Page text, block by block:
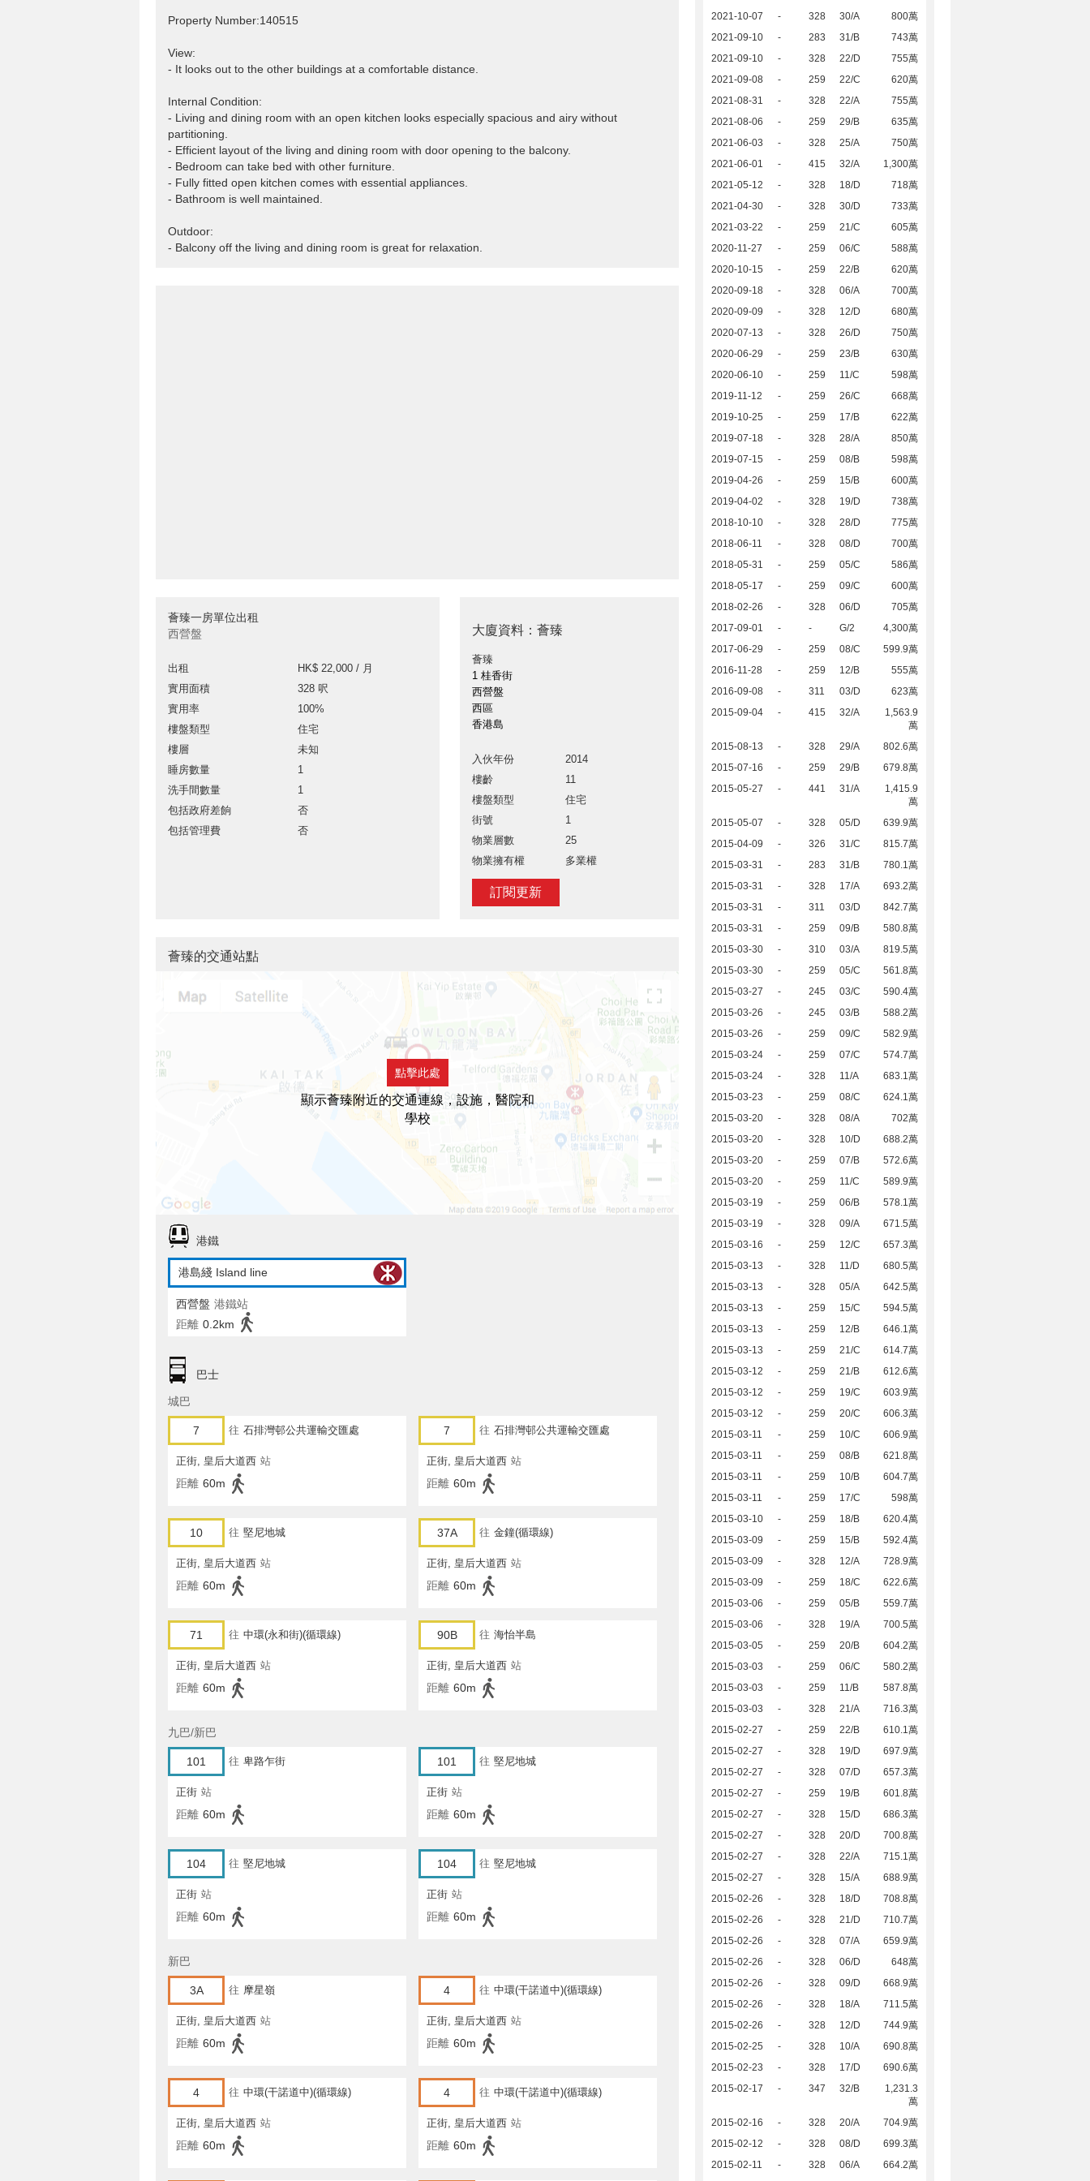
Property Number:140515
View:
- It looks out to the other buildings at a comfortable distance.
Internal Condition:
- Living and dining room with an open kitchen looks especially spacious and airy without
partitioning.
- Efficient layout of the living and dining room with door opening to the balcony.
- Bedroom can take bed with other furniture.
- Fully fitted open kitchen comes with essential appliances.
- Bathroom is well maintained.
Outdoor:
- Balcony off the living and dining room is great for relaxation.
薈臻一房單位出租
西營盤
出租
HK$ 22,000 / 月
實用面積
328 呎
實用率
100%
樓盤類型
住宅
樓層
未知
睡房數量
1
洗手間數量
1
包括政府差餉
否
包括管理費
否
大廈資料：薈臻
薈臻
1 桂香街
西營盤
西區
香港島
入伙年份
2014
樓齡
11
樓盤類型
住宅
街號
1
物業層數
25
物業擁有權
多業權
訂閱更新
2021-10-07
- 328 30/A
800萬
2021-09-10
- 283 31/B
743萬
2021-09-10
- 328 22/D
755萬
2021-09-08
- 259 22/C
620萬
2021-08-31
- 328 22/A
755萬
2021-08-06
- 259 29/B
635萬
2021-06-03
- 328 25/A
750萬
2021-06-01
- 415 32/A
1,300萬
2021-05-12
- 328 18/D
718萬
2021-04-30
- 328 30/D
733萬
2021-03-22
- 259 21/C
605萬
2020-11-27
- 259 06/C
588萬
2020-10-15
- 259 22/B
620萬
2020-09-18
- 328 06/A
700萬
2020-09-09
- 328 12/D
680萬
2020-07-13
- 328 26/D
750萬
2020-06-29
- 259 23/B
630萬
2020-06-10
- 259 11/C
598萬
2019-11-12
- 259 26/C
668萬
2019-10-25
- 259 17/B
622萬
2019-07-18
- 328 28/A
850萬
2019-07-15
- 259 08/B
598萬
2019-04-26
- 259 15/B
600萬
2019-04-02
- 328 19/D
738萬
2018-10-10
- 328 28/D
775萬
2018-06-11
- 328 08/D
700萬
2018-05-31
- 259 05/C
586萬
2018-05-17
- 259 09/C
600萬
2018-02-26
- 328 06/D
705萬
2017-09-01
- - G/2
4,300萬
2017-06-29
- 259 08/C
599.9萬
2016-11-28
- 259 12/B
555萬
2016-09-08
- 311 03/D
623萬
2015-09-04
- 415 32/A
1,563.9
萬
2015-08-13
- 328 29/A
802.6萬
2015-07-16
- 259 29/B
679.8萬
2015-05-27
- 441 31/A
1,415.9
萬
2015-05-07
- 328 05/D
639.9萬
2015-04-09
- 326 31/C
815.7萬
2015-03-31
- 283 31/B
780.1萬
2015-03-31
- 328 17/A
693.2萬
2015-03-31
- 311 03/D
842.7萬
2015-03-31
- 259 09/B
580.8萬
2015-03-30
- 310 03/A
819.5萬
2015-03-30
- 259 05/C
561.8萬
2015-03-27
- 245 03/C
590.4萬
2015-03-26
- 245 03/B
588.2萬
2015-03-26
- 259 09/C
582.9萬
2015-03-24
- 259 07/C
574.7萬
2015-03-24
- 328 11/A
683.1萬
2015-03-23
- 259 08/C
624.1萬
2015-03-20
- 328 08/A
702萬
2015-03-20
- 328 10/D
688.2萬
2015-03-20
- 259 07/B
572.6萬
2015-03-20
- 259 11/C
589.9萬
2015-03-19
- 259 06/B
578.1萬
2015-03-19
- 328 09/A
671.5萬
2015-03-16
- 259 12/C
657.3萬
2015-03-13
- 328 11/D
680.5萬
2015-03-13
- 328 05/A
642.5萬
2015-03-13
- 259 15/C
594.5萬
2015-03-13
- 259 12/B
646.1萬
2015-03-13
- 259 21/C
614.7萬
2015-03-12
- 259 21/B
612.6萬
2015-03-12
- 259 19/C
603.9萬
2015-03-12
- 259 20/C
606.3萬
2015-03-11
- 259 10/C
606.9萬
2015-03-11
- 259 08/B
621.8萬
2015-03-11
- 259 10/B
604.7萬
2015-03-11
- 259 17/C
598萬
2015-03-10
- 259 18/B
620.4萬
2015-03-09
- 259 15/B
592.4萬
2015-03-09
- 328 12/A
728.9萬
2015-03-09
- 259 18/C
622.6萬
2015-03-06
- 259 05/B
559.7萬
2015-03-06
- 328 19/A
700.5萬
2015-03-05
- 259 20/B
604.2萬
2015-03-03
- 259 06/C
580.2萬
2015-03-03
- 259 11/B
587.8萬
2015-03-03
- 328 21/A
716.3萬
2015-02-27
- 259 22/B
610.1萬
2015-02-27
- 328 19/D
697.9萬
2015-02-27
- 328 07/D
657.3萬
2015-02-27
- 259 19/B
601.8萬
2015-02-27
- 328 15/D
686.3萬
2015-02-27
- 328 20/D
700.8萬
2015-02-27
- 328 22/A
715.1萬
2015-02-27
- 328 15/A
688.9萬
2015-02-26
- 328 18/D
708.8萬
2015-02-26
- 328 21/D
710.7萬
2015-02-26
- 328 07/A
659.9萬
2015-02-26
- 328 06/D
648萬
2015-02-26
- 328 09/D
668.9萬
2015-02-26
- 328 18/A
711.5萬
2015-02-26
- 328 12/D
744.9萬
2015-02-25
- 328 10/A
690.8萬
2015-02-23
- 328 17/D
690.6萬
2015-02-17
- 347 32/B
1,231.3
萬
2015-02-16
- 328 20/A
704.9萬
2015-02-12
- 328 08/D
699.3萬
2015-02-11
- 328 06/A
664.2萬
薈臻的交通站點
點擊此處
顯示薈臻附近的交通連線，設施，醫院和
學校
港鐵
港島綫 Island line
西營盤 港鐵站
距離 0.2km
巴士
城巴
7 往 石排灣邨公共運輸交匯處
正街, 皇后大道西 站
距離 60m
7 往 石排灣邨公共運輸交匯處
正街, 皇后大道西 站
距離 60m
10 往 堅尼地城
正街, 皇后大道西 站
距離 60m
37A 往 金鐘(循環線)
正街, 皇后大道西 站
距離 60m
71 往 中環(永和街)(循環線)
正街, 皇后大道西 站
距離 60m
90B 往 海怡半島
正街, 皇后大道西 站
距離 60m
九巴/新巴
101 往 卑路乍街
正街 站
距離 60m
101 往 堅尼地城
正街 站
距離 60m
104 往 堅尼地城
正街 站
距離 60m
104 往 堅尼地城
正街 站
距離 60m
新巴
3A 往 摩星嶺
正街, 皇后大道西 站
距離 60m
4 往 中環(干諾道中)(循環線)
正街, 皇后大道西 站
距離 60m
4 往 中環(干諾道中)(循環線)
正街, 皇后大道西 站
距離 60m
4 往 中環(干諾道中)(循環線)
正街, 皇后大道西 站
距離 60m